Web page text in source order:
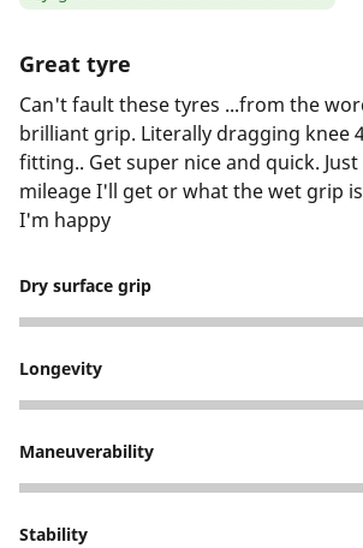
Great tyre
Can't fault these tyres ...from the
brilliant grip. Literally dragging knee
fitting.. Get super nice and quick.
mileage I'll get or what the wet grip
I'm happy
Dry surface grip
5
Longevity
4
Maneuverability
5
Stability